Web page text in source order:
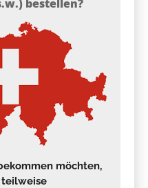
bestellen?
möchten,
teilweise